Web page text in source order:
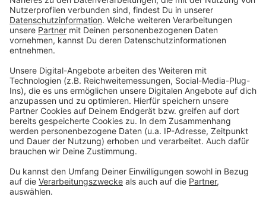
Diese Ereignisse haben ihn tief berührt und
beeinflussten die thematische Ausrichtung des
Albums. Viele der Songs und Videos des Albums
wurden in Los Angeles gedreht, was die enge
Verbindung zur Stadt unterstreicht. Milow betonte
auch die Bedeutung von Live-Musik und die besondere
Atmosphäre, die bei Konzerten entsteht. Er freut sich
darauf, das neue Album auf Tour zu präsentieren und
die Songs live zu performen. Besonders hervorzuheben
ist der Song "Family Trees", in dem er durch den
Einsatz von KI-Technologie ein Duett mit seinem
verstorbenen Vater singt, was für ihn ein sehr
emotionaler und persönlicher Moment ist.